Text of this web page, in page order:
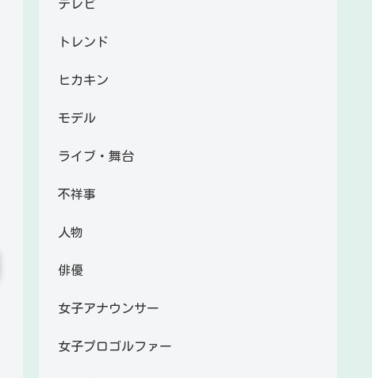
テレビ
トレンド
ヒカキン
モデル
ライブ・舞台
不祥事
人物
俳優
女子アナウンサー
女子プロゴルファー